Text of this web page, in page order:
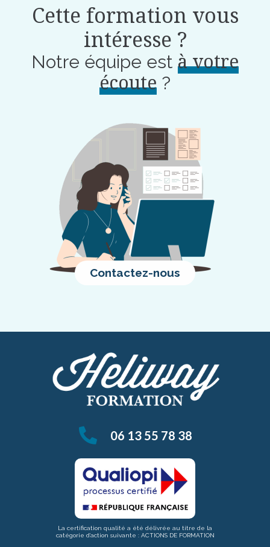
Cette formation vous
intéresse ?
Notre équipe est à votre
écoute ?
Contactez-nous
06 13 55 78 38
La certification qualité a été délivrée au titre de la
catégorie d’action suivante : ACTIONS DE FORMATION